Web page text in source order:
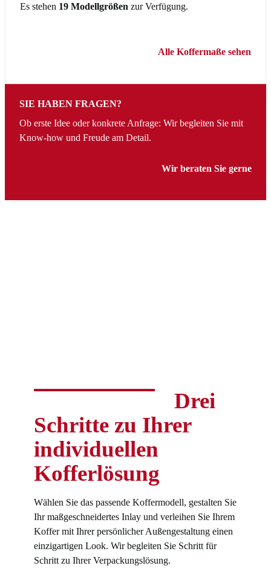
Es stehen 19 Modellgrößen zur Verfügung.
Alle Koffermaße sehen
SIE HABEN FRAGEN?
Ob erste Idee oder konkrete Anfrage: Wir begleiten Sie mit
Know-how und Freude am Detail.
Wir beraten Sie gerne
Drei
Schritte zu Ihrer
individuellen
Kofferlösung
Wählen Sie das passende Koffermodell, gestalten Sie
Ihr maßgeschneidertes Inlay und verleihen Sie Ihrem
Koffer mit Ihrer persönlicher Außengestaltung einen
einzigartigen Look. Wir begleiten Sie Schritt für
Schritt zu Ihrer Verpackungslösung.